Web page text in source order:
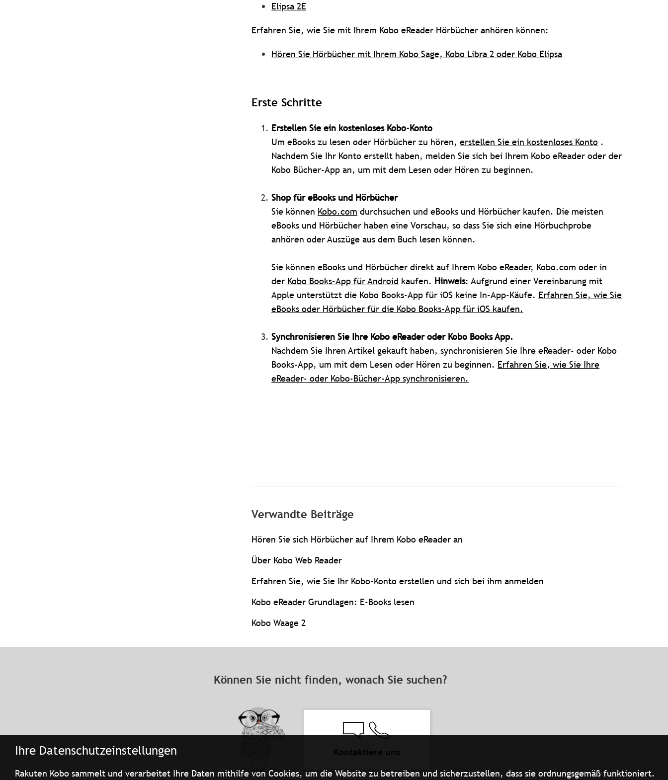
Ihre Datenschutzeinstellungen
Rakuten Kobo sammelt und verarbeitet Ihre Daten mithilfe von Cookies, um die Website zu betreiben und sicherzustellen, dass sie ordnungsgemäß funktioniert.
Elipsa 2E
Erfahren Sie, wie Sie mit Ihrem Kobo eReader Hörbücher anhören können:
Hören Sie Hörbücher mit Ihrem Kobo Sage, Kobo Libra 2 oder Kobo Elipsa
Erste Schritte
Erstellen Sie ein kostenloses Kobo-Konto
Um eBooks zu lesen oder Hörbücher zu hören, erstellen Sie ein kostenloses Konto .
Nachdem Sie Ihr Konto erstellt haben, melden Sie sich bei Ihrem Kobo eReader oder der
Kobo Bücher-App an, um mit dem Lesen oder Hören zu beginnen.
Shop für eBooks und Hörbücher
Sie können Kobo.com durchsuchen und eBooks und Hörbücher kaufen. Die meisten
eBooks und Hörbücher haben eine Vorschau, so dass Sie sich eine Hörbuchprobe
anhören oder Auszüge aus dem Buch lesen können.
Sie können eBooks und Hörbücher direkt auf Ihrem Kobo eReader, Kobo.com oder in
der Kobo Books-App für Android kaufen. Hinweis: Aufgrund einer Vereinbarung mit
Apple unterstützt die Kobo Books-App für iOS keine In-App-Käufe. Erfahren Sie, wie Sie
eBooks oder Hörbücher für die Kobo Books-App für iOS kaufen.
Synchronisieren Sie Ihre Kobo eReader oder Kobo Books App.
Nachdem Sie Ihren Artikel gekauft haben, synchronisieren Sie Ihre eReader- oder Kobo
Books-App, um mit dem Lesen oder Hören zu beginnen. Erfahren Sie, wie Sie Ihre
eReader- oder Kobo-Bücher-App synchronisieren.
Verwandte Beiträge
Hören Sie sich Hörbücher auf Ihrem Kobo eReader an
Über Kobo Web Reader
Erfahren Sie, wie Sie Ihr Kobo-Konto erstellen und sich bei ihm anmelden
Kobo eReader Grundlagen: E-Books lesen
Kobo Waage 2
Können Sie nicht finden, wonach Sie suchen?
Kontaktiere uns